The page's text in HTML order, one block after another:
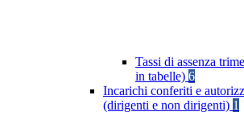
Tassi di assenza
in tabelle) 6
Incarichi conferiti e
(dirigenti e non dirigenti) 1